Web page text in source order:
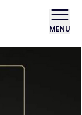
MENU